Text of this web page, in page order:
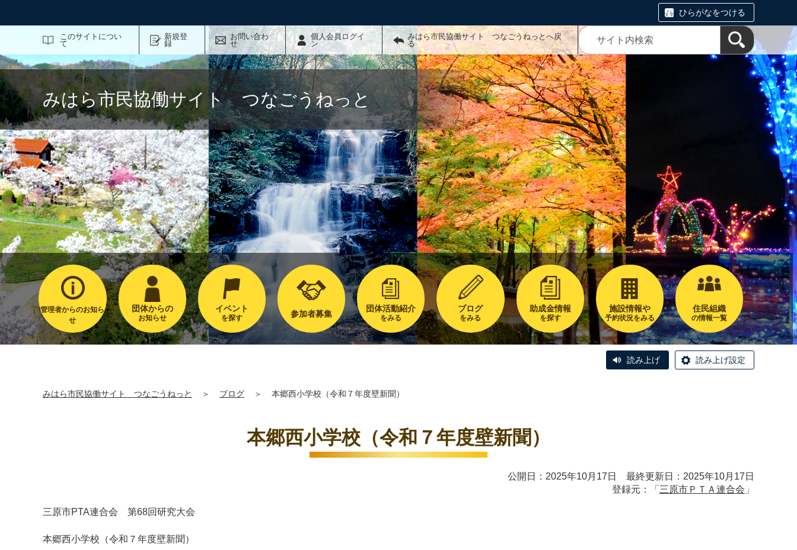
ひらがなをつける
このサイトについ
て
新規登
録
お問い合わ
せ
個人会員ログイ
ン
みはら市民協働サイト つなごうねっとへ戻
る
みはら市民協働サイト つなごうねっと
管理者からのお知ら
せ
団体からの
お知らせ
イベント
を探す 参加者募集
団体活動紹介
をみる
ブログ
をみる
助成金情報
を探す
施設情報や
予約状況をみる
住民組織
の情報一覧
読み上げ 読み上げ設定
みはら市民協働サイト つなごうねっと ＞ ブログ ＞ 本郷西小学校（令和７年度壁新聞）
本郷西小学校（令和７年度壁新聞）
公開日：2025年10月17日 最終更新日：2025年10月17日
登録元：「 三原市ＰＴＡ連合会 」
三原市PTA連合会 第68回研究大会
本郷西小学校（令和７年度壁新聞）